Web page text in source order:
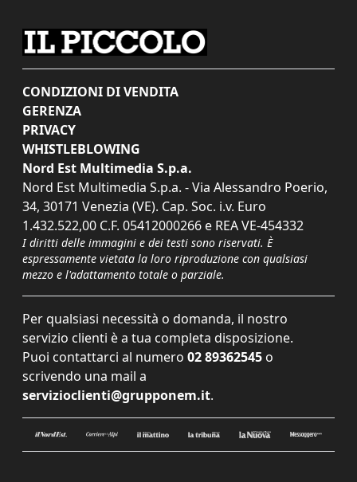
CONDIZIONI DI VENDITA
GERENZA
PRIVACY
WHISTLEBLOWING
Nord Est Multimedia S.p.a.
Nord Est Multimedia S.p.a. - Via Alessandro Poerio,
34, 30171 Venezia (VE). Cap. Soc. i.v. Euro
1.432.522,00 C.F. 05412000266 e REA VE-454332
I diritti delle immagini e dei testi sono riservati. È
espressamente vietata la loro riproduzione con qualsiasi
mezzo e l'adattamento totale o parziale.
Per qualsiasi necessità o domanda, il nostro
servizio clienti è a tua completa disposizione.
Puoi contattarci al numero 02 89362545 o
scrivendo una mail a
servizioclienti@grupponem.it.